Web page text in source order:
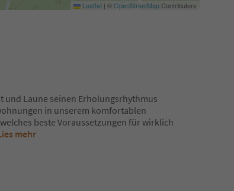
Leaflet | ©OpenStreetMapContributors
und Laune seinen Erholungsrhythmus
in unserem komfortablen
beste Voraussetzungen für wirklich
mehr